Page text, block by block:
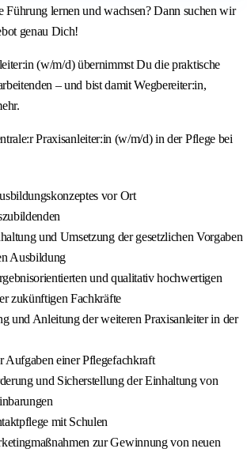
Führung lernen und wachsen? Dann suchen wir
genau Dich!
(w/m/d) übernimmst Du die praktische
– und bist damit Wegbereiter:in,
Praxisanleiter:in (w/m/d) in der Pflege bei
vor Ort
und Umsetzung der gesetzlichen Vorgaben
Ausbildung
und qualitativ hochwertigen
zukünftigen Fachkräfte
und Anleitung der weiteren Praxisanleiter in der
Aufgaben einer Pflegefachkraft
und Sicherstellung der Einhaltung von
mit Schulen
zur Gewinnung von neuen